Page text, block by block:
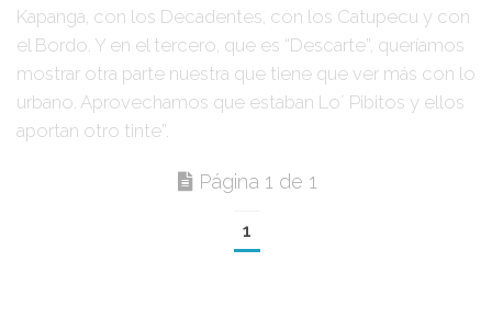
Kapanga, con los Decadentes, con los Catupecu y con
el Bordo. Y en el tercero, que es “Descarte” , queríamos
mostrar otra parte nuestra que tiene que ver más con lo
urbano. Aprovechamos que estaban Lo´ Pibitos y ellos
aportan otro tinte”
Página 1 de 1
1